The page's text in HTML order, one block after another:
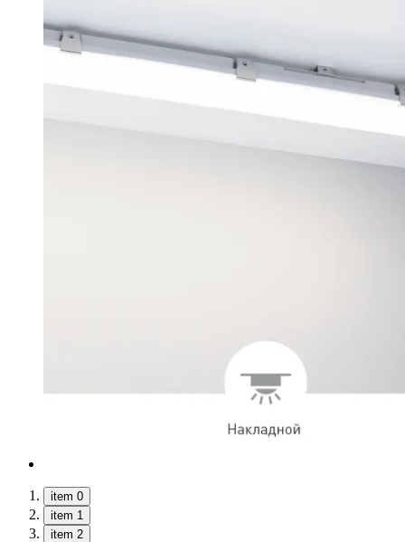
item 0
item 1
item 2